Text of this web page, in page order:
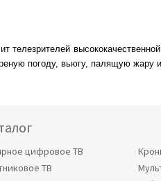
телезрителей
погоду, вьюгу, палящую жару
цифровое ТВ
ТВ